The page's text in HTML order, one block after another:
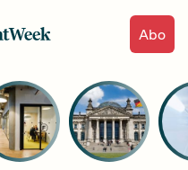
Abo